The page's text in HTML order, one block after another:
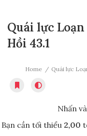
Quái lực
Hồi 43.1
Home Quái lực
Nhấn
Bạn cần tối thiểu 2,00